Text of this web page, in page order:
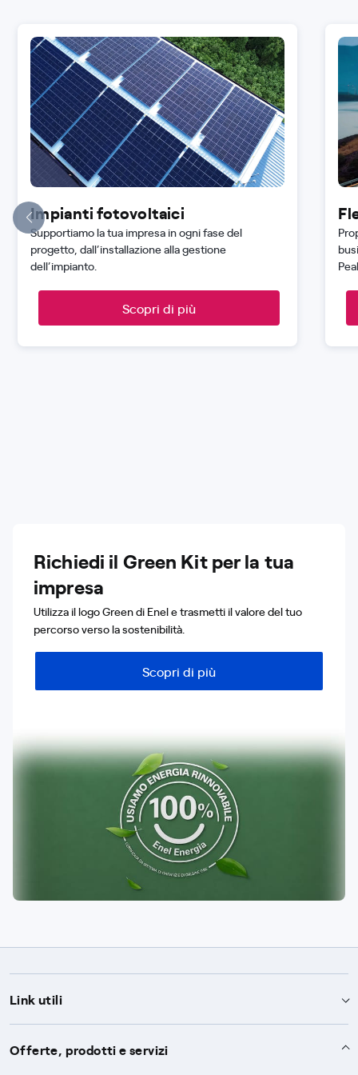
Impianti fotovoltaici
Supportiamo la tua impresa in ogni fase del
progetto, dall’installazione alla gestione
dell’impianto.
Scopri di più
Richiedi il Green Kit per la tua
impresa
Utilizza il logo Green di Enel e trasmetti il valore del tuo
percorso verso la sostenibilità.
Scopri di più
Link utili
Assistenza
Offerte, prodotti e servizi